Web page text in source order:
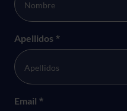
Apellidos *
Email *